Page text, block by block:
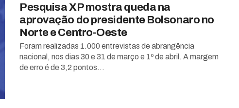
Pesquisa XP mostra queda na
aprovação do presidente Bolsonaro no
Norte e Centro-Oeste
Foram realizadas 1.000 entrevistas de abrangência
nacional, nos dias 30 e 31 de março e 1º de abril. A margem
de erro é de 3,2 pontos...